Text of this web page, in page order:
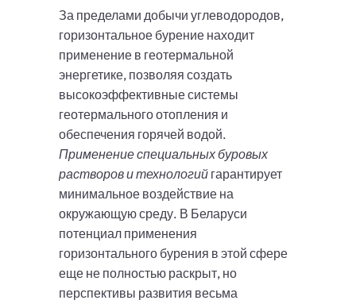
За пределами добычи углеводородов,
горизонтальное бурение находит
применение в геотермальной
энергетике, позволяя создать
высокоэффективные системы
геотермального отопления и
обеспечения горячей водой.
Применение специальных буровых
растворов и технологий гарантирует
минимальное воздействие на
окружающую среду. В Беларуси
потенциал применения
горизонтального бурения в этой сфере
еще не полностью раскрыт, но
перспективы развития весьма